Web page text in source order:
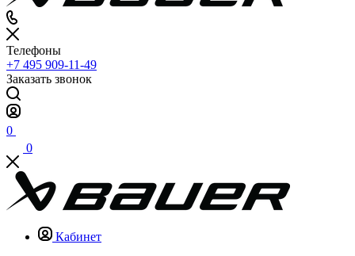
Телефоны
+7 495 909-11-49
Заказать звонок
0
0
Кабинет